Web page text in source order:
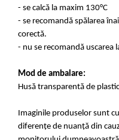
- se calcă la maxim 130°C
- se recomandă spălarea
- nu se recomandă uscarea
Mod de ambalare:
Husă transparentă de
Imaginile produselor sunt
diferențe de nuanță din